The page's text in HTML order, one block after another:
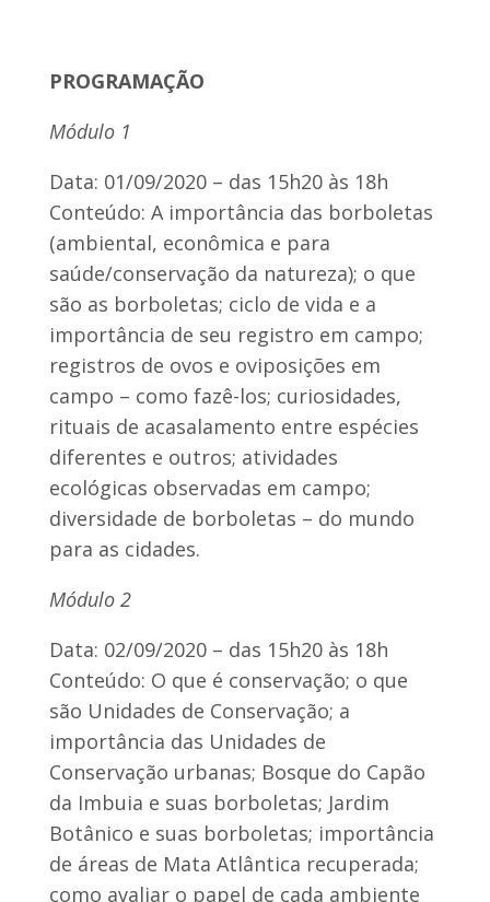
PROGRAMAÇÃO
Módulo 1
Data: 01/09/2020 – das 15h20 às 18h
Conteúdo: A importância das borboletas
(ambiental, econômica e para
saúde/conservação da natureza); o que
são as borboletas; ciclo de vida e a
importância de seu registro em campo;
registros de ovos e oviposições em
campo – como fazê-los; curiosidades,
rituais de acasalamento entre espécies
diferentes e outros; atividades
ecológicas observadas em campo;
diversidade de borboletas – do mundo
para as cidades.
Módulo 2
Data: 02/09/2020 – das 15h20 às 18h
Conteúdo: O que é conservação; o que
são Unidades de Conservação; a
importância das Unidades de
Conservação urbanas; Bosque do Capão
da Imbuia e suas borboletas; Jardim
Botânico e suas borboletas; importância
de áreas de Mata Atlântica recuperada;
como avaliar o papel de cada ambiente